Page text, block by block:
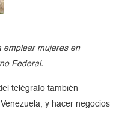
emplear mujeres en
Federal.
telégrafo también
y hacer negocios